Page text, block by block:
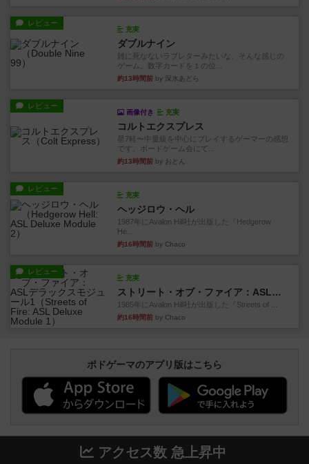
レビュー
充実
ダブルナイン
雑に死なないラブレターみたいな、そんな感じの
ゲーム。数字カードを１の位...
約13時間前 by 深水あどら
レビュー
画像付き 充実
コルトエクスプレス
星7軽〜中量級を中心にプレイするゲーマーの感想
です。ボードゲーム会にて...
約13時間前 by おとん
レビュー
充実
ヘッジロウ・ヘル
1987年にAvalon Hill社が出版した『Hedgerow
He...
約16時間前 by Chaco
レビュー
充実
ストリート・オブ・ファイア：ASLデラックスモジュール1
1985年にAvalon Hill社が出版した『Streets of ...
約16時間前 by Chaco
ボドゲーマのアプリ版はこちら
アクセス数 急上昇中